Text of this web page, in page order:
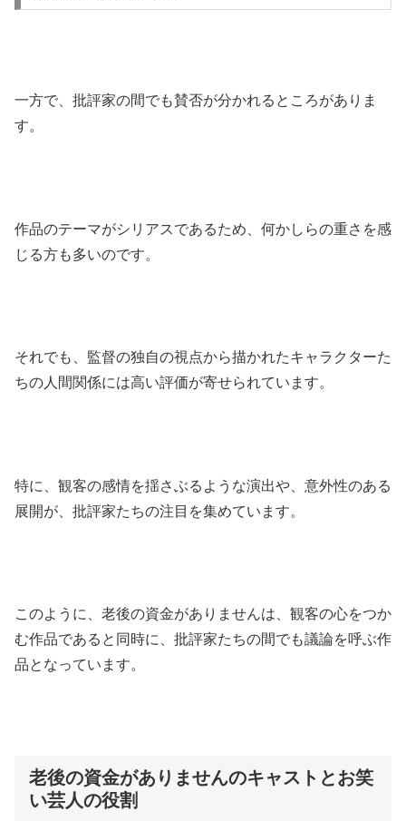
一方で、批評家の間でも賛否が分かれるところがありま
す。
作品のテーマがシリアスであるため、何かしらの重さを感
じる方も多いのです。
それでも、監督の独自の視点から描かれたキャラクターた
ちの人間関係には高い評価が寄せられています。
特に、観客の感情を揺さぶるような演出や、意外性のある
展開が、批評家たちの注目を集めています。
このように、老後の資金がありませんは、観客の心をつか
む作品であると同時に、批評家たちの間でも議論を呼ぶ作
品となっています。
老後の資金がありませんのキャストとお笑
い芸人の役割